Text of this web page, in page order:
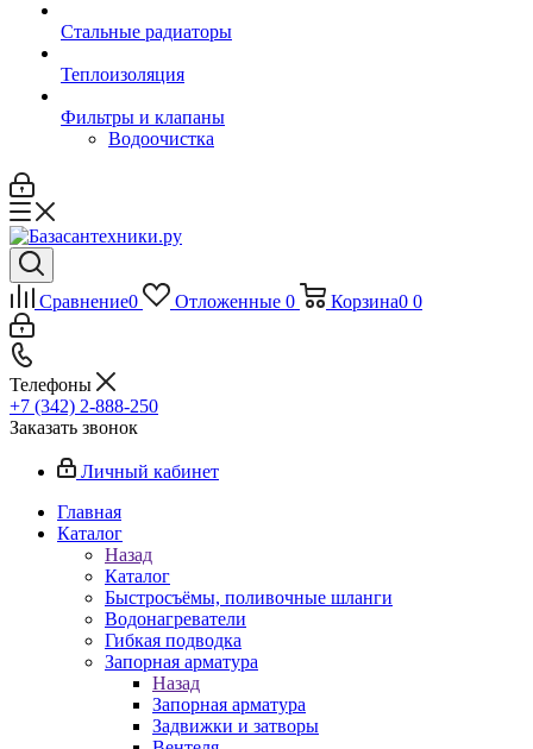
Стальные радиаторы
Теплоизоляция
Фильтры и клапаны
Водоочистка
Сравнение0 Отложенные 0 Корзина0 0
Телефоны
+7 (342) 2-888-250
Заказать звонок
Личный кабинет
Главная
Каталог
Назад
Каталог
Быстросъёмы, поливочные шланги
Водонагреватели
Гибкая подводка
Запорная арматура
Назад
Запорная арматура
Задвижки и затворы